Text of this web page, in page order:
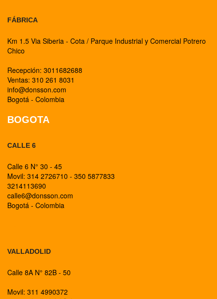
FÁBRICA
Km 1.5 Via Siberia - Cota / Parque Industrial y Comercial Potrero
Chico
Recepción: 3011682688
Ventas: 310 261 8031
info@donsson.com
Bogotá - Colombia
BOGOTA
CALLE 6
Calle 6 N° 30 - 45
Movil: 314 2726710 - 350 5877833
3214113690
calle6@donsson.com
Bogotá - Colombia
VALLADOLID
Calle 8A N° 82B - 50
Movil: 311 4990372